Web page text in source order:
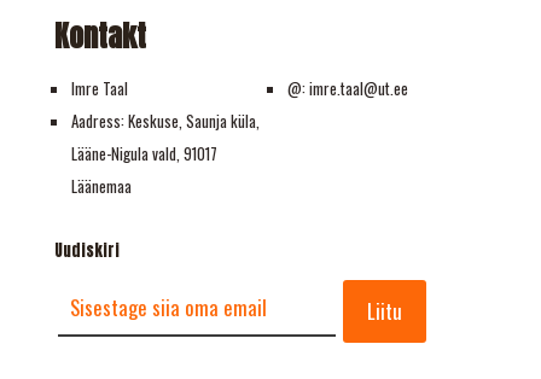
Kontakt
Imre Taal
Aadress: Keskuse, Saunja küla,
Lääne-Nigula vald, 91017
Läänemaa
@: imre.taal@ut.ee
Uudiskiri